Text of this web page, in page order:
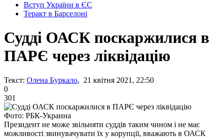
Вступ України в ЄС
Теракт в Барселоні
Судді ОАСК поскаржилися в
ПАРЄ через ліквідацію
Текст: Олена Буркало, 21 квітня 2021, 22:50
0
301
Фото: РБК-Украина
Президент не може звільняти суддів таким чином і не має
можливості звинувачувати їх у корупції, вважають в ОАСК